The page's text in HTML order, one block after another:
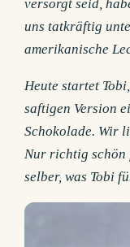
versorgt seid,
uns tatkräftig
amerikanische
Heute startet
saftigen Version
Schokolade. Wir
Nur richtig schön
selber, was Tobi